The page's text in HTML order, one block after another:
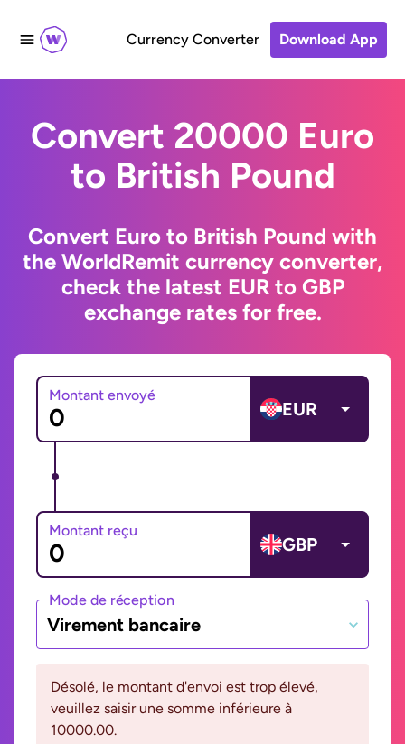
Currency Converter Download App
Convert 20000 Euro
to British Pound
Convert Euro to British Pound with
the WorldRemit currency converter,
check the latest EUR to GBP
exchange rates for free.
Montant envoyé
EUR
Montant reçu
GBP
Mode de réception
Virement bancaire
Désolé, le montant d'envoi est trop élevé,
veuillez saisir une somme inférieure à
10000.00.